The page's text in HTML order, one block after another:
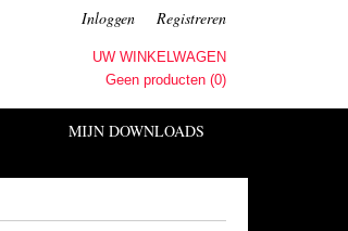
Inloggen Registreren
UW WINKELWAGEN
Geen producten (0)
MIJN DOWNLOADS